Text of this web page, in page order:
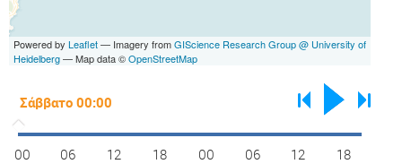
Powered by Leaflet— Imagery fromGIScience Research Group @ University of
Heidelberg— Map data ©OpenStreetMap
00 06 12 18 00 06 12 18